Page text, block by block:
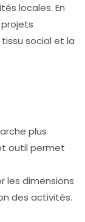
locales. En
social et la
plus
outil permet
les dimensions
des activités.